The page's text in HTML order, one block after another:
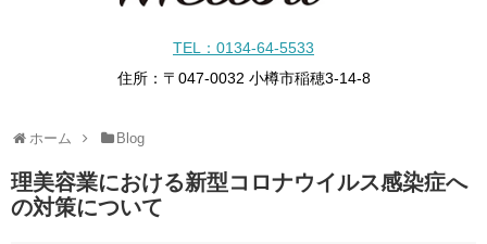
TEL：0134-64-5533
住所：〒047-0032 小樽市稲穂3-14-8
ホーム Blog
理美容業における新型コロナウイルス感染症へ
の対策について